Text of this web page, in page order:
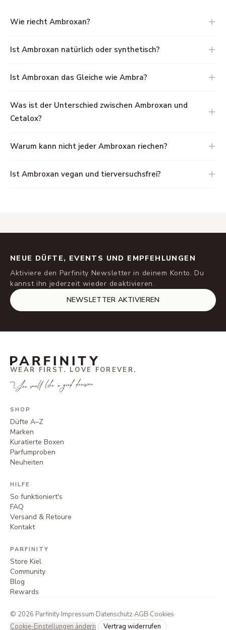
Wie riecht Ambroxan?
Ist Ambroxan natürlich oder synthetisch?
Ist Ambroxan das Gleiche wie Ambra?
Was ist der Unterschied zwischen Ambroxan und
Cetalox?
Warum kann nicht jeder Ambroxan riechen?
Ist Ambroxan vegan und tierversuchsfrei?
NEUE DÜFTE, EVENTS UND EMPFEHLUNGEN
Aktiviere den Parfinity Newsletter in deinem Konto. Du
kannst ihn jederzeit wieder deaktivieren.
NEWSLETTER AKTIVIEREN
WEAR FIRST. LOVE FOREVER.
You smell like a good decision.
SHOP
Düfte A–Z
Marken
Kuratierte Boxen
Parfumproben
Neuheiten
HILFE
So funktioniert's
FAQ
Versand & Retoure
Kontakt
PARFINITY
Store Kiel
Community
Blog
Rewards
© 2026 Parfinity·Impressum·Datenschutz·AGB·Cookies·
Cookie-Einstellungen ändern
Vertrag widerrufen